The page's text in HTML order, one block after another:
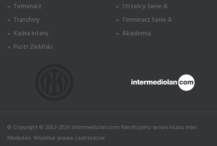
» Terminarz
» Transfery
» Kadra Interu
» Piotr Zieliński
» Strzelcy Serie A
» Terminarz Serie A
» Akademia
© Copyright © 2002-2026 intermediolan.com Nieoficjalny serwis klubu Inter
Mediolan. Wszelkie prawa zastrzeżone.